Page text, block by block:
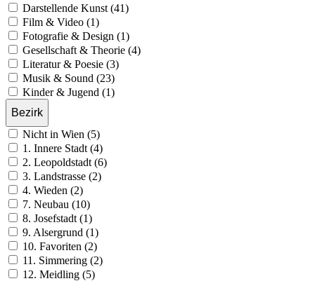
Darstellende Kunst (41)
Film & Video (1)
Fotografie & Design (1)
Gesellschaft & Theorie (4)
Literatur & Poesie (3)
Musik & Sound (23)
Kinder & Jugend (1)
Bezirk
Nicht in Wien (5)
1. Innere Stadt (4)
2. Leopoldstadt (6)
3. Landstrasse (2)
4. Wieden (2)
7. Neubau (10)
8. Josefstadt (1)
9. Alsergrund (1)
10. Favoriten (2)
11. Simmering (2)
12. Meidling (5)